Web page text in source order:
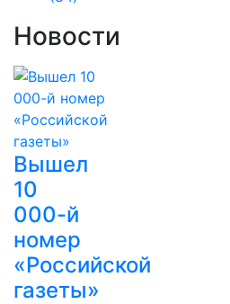
Новости
Вышел
10
000-й
номер
«Российской
газеты»